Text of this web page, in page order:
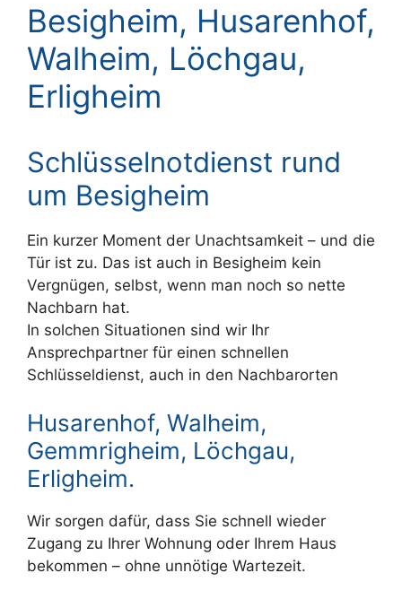
Besigheim, Husarenhof,
Walheim, Löchgau,
Erligheim
Schlüsselnotdienst rund
um Besigheim
Ein kurzer Moment der Unachtsamkeit – und die
Tür ist zu. Das ist auch in Besigheim kein
Vergnügen, selbst, wenn man noch so nette
Nachbarn hat.
In solchen Situationen sind wir Ihr
Ansprechpartner für einen schnellen
Schlüsseldienst, auch in den Nachbarorten
Husarenhof, Walheim,
Gemmrigheim, Löchgau,
Erligheim.
Wir sorgen dafür, dass Sie schnell wieder
Zugang zu Ihrer Wohnung oder Ihrem Haus
bekommen – ohne unnötige Wartezeit.